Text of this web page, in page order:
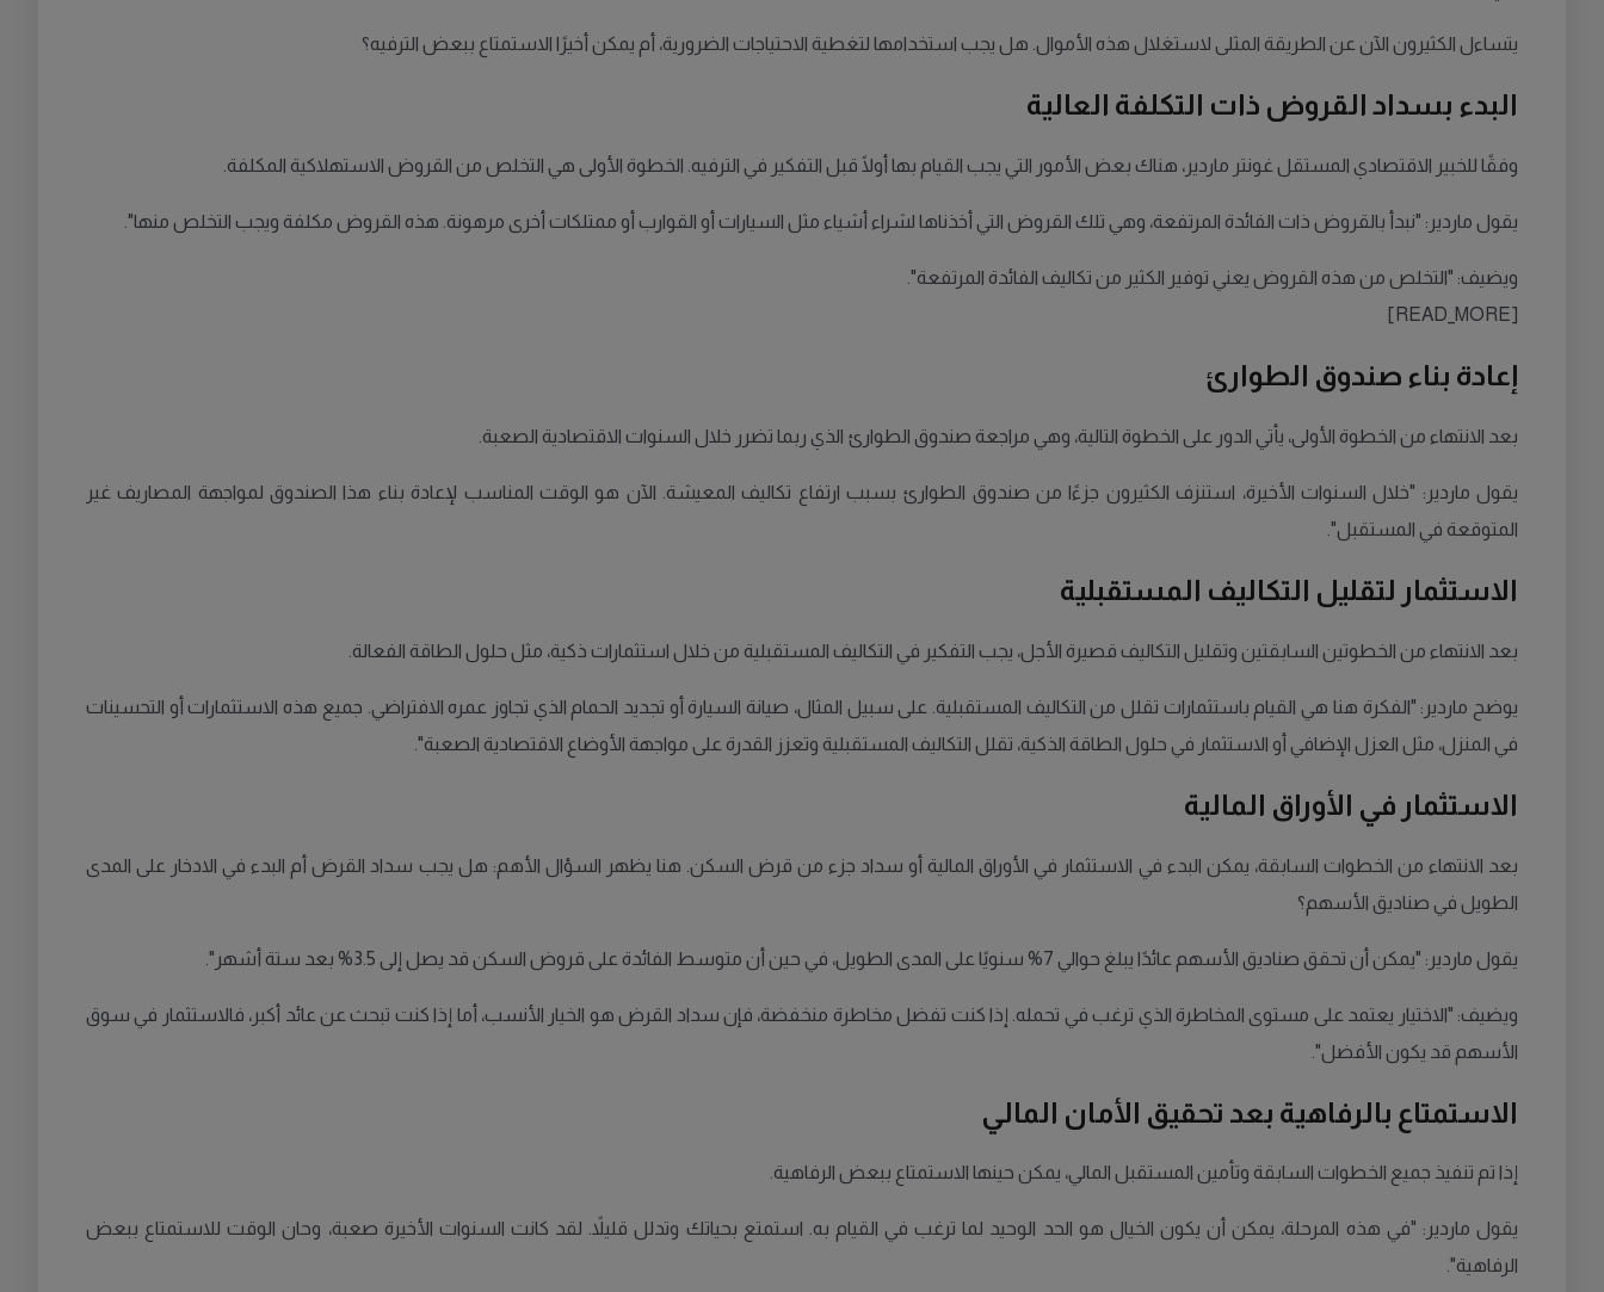
يتساءل الكثيرون الآن عن الطريقة المثلى لاستغلال هذه الأموال. هل يجب استخدامها لتغطية الاحتياجات الضرورية، أم يمكن أخيرًا الاستمتاع ببعض الترفيه؟
البدء بسداد القروض ذات التكلفة العالية
وفقًا للخبير الاقتصادي المستقل غونتر ماردير، هناك بعض الأمور التي يجب القيام بها أولًا قبل التفكير في الترفيه. الخطوة الأولى هي التخلص من القروض الاستهلاكية المكلفة.
يقول ماردير: "نبدأ بالقروض ذات الفائدة المرتفعة، وهي تلك القروض التي أخذناها لشراء أشياء مثل السيارات أو القوارب أو ممتلكات أخرى مرهونة. هذه القروض مكلفة ويجب التخلص منها".
ويضيف: "التخلص من هذه القروض يعني توفير الكثير من تكاليف الفائدة المرتفعة".
[READ_MORE]
إعادة بناء صندوق الطوارئ
بعد الانتهاء من الخطوة الأولى، يأتي الدور على الخطوة التالية، وهي مراجعة صندوق الطوارئ الذي ربما تضرر خلال السنوات الاقتصادية الصعبة.
يقول ماردير: "خلال السنوات الأخيرة، استنزف الكثيرون جزءًا من صندوق الطوارئ بسبب ارتفاع تكاليف المعيشة. الآن هو الوقت المناسب لإعادة بناء هذا الصندوق لمواجهة المصاريف غير
المتوقعة في المستقبل".
الاستثمار لتقليل التكاليف المستقبلية
بعد الانتهاء من الخطوتين السابقتين وتقليل التكاليف قصيرة الأجل، يجب التفكير في التكاليف المستقبلية من خلال استثمارات ذكية، مثل حلول الطاقة الفعالة.
يوضح ماردير: "الفكرة هنا هي القيام باستثمارات تقلل من التكاليف المستقبلية. على سبيل المثال، صيانة السيارة أو تجديد الحمام الذي تجاوز عمره الافتراضي. جميع هذه الاستثمارات أو التحسينات
في المنزل، مثل العزل الإضافي أو الاستثمار في حلول الطاقة الذكية، تقلل التكاليف المستقبلية وتعزز القدرة على مواجهة الأوضاع الاقتصادية الصعبة".
الاستثمار في الأوراق المالية
بعد الانتهاء من الخطوات السابقة، يمكن البدء في الاستثمار في الأوراق المالية أو سداد جزء من قرض السكن. هنا يظهر السؤال الأهم: هل يجب سداد القرض أم البدء في الادخار على المدى
الطويل في صناديق الأسهم؟
يقول ماردير: "يمكن أن تحقق صناديق الأسهم عائدًا يبلغ حوالي 7% سنويًا على المدى الطويل، في حين أن متوسط الفائدة على قروض السكن قد يصل إلى 3.5% بعد ستة أشهر".
ويضيف: "الاختيار يعتمد على مستوى المخاطرة الذي ترغب في تحمله. إذا كنت تفضل مخاطرة منخفضة، فإن سداد القرض هو الخيار الأنسب، أما إذا كنت تبحث عن عائد أكبر، فالاستثمار في سوق
الأسهم قد يكون الأفضل".
الاستمتاع بالرفاهية بعد تحقيق الأمان المالي
إذا تم تنفيذ جميع الخطوات السابقة وتأمين المستقبل المالي، يمكن حينها الاستمتاع ببعض الرفاهية.
يقول ماردير: "في هذه المرحلة، يمكن أن يكون الخيال هو الحد الوحيد لما ترغب في القيام به. استمتع بحياتك وتدلل قليلاً. لقد كانت السنوات الأخيرة صعبة، وحان الوقت للاستمتاع ببعض
الرفاهية".